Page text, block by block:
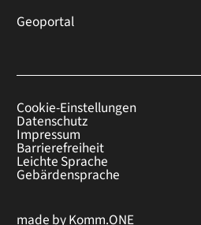
Geoportal
Cookie-Einstellungen
Datenschutz
Impressum
Barrierefreiheit
Leichte Sprache
Gebärdensprache
made byKomm.ONE